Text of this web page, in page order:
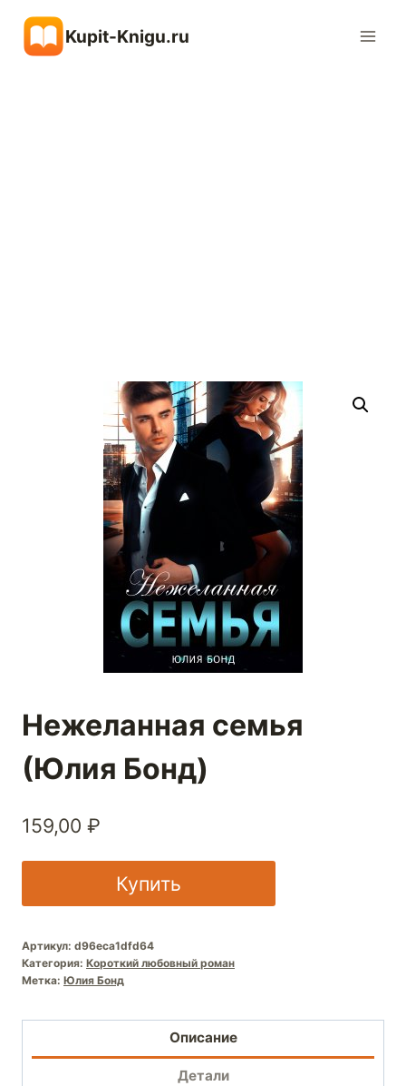
содержимому
Kupit-Knigu.ru
Нежеланная семья
(Юлия Бонд)
159,00 ₽
Купить
Артикул: d96eca1dfd64
Категория: Короткий любовный роман
Метка: Юлия Бонд
Описание
Детали